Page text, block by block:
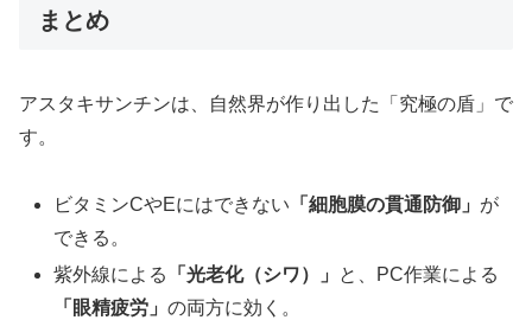
まとめ
アスタキサンチンは、自然界が作り出した「究極の盾」で
す。
ビタミンCやEにはできない 「細胞膜の貫通防御」 が
できる。
紫外線による
「光老化（シワ）」
と、PC作業による
「眼精疲労」の両方に効く。